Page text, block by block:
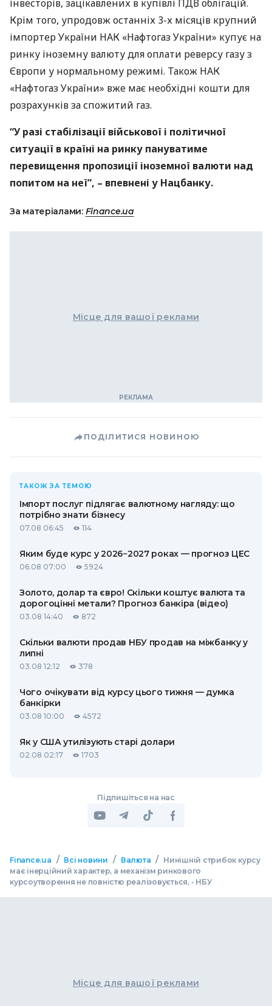
інвесторів, зацікавлених в купівлі ПДВоблігацій.
Крім того, упродовж останніх 3-х місяців крупний
імпортер України НАК «Нафтогаз України» купує на
ринку іноземну валюту для оплати реверсу газу з
Європи у нормальному режимі. Також НАК
«Нафтогаз України» вже має необхідні кошти для
розрахунків за спожитий газ.
“У разі стабілізації військової і політичної
ситуації в країні на ринку пануватиме
перевищення пропозиції іноземної валюти над
попитом на неї”, – впевнені у Нацбанку.
За матеріалами: Finance.ua
Місце для вашої реклами
ПОДІЛИТИСЯ НОВИНОЮ
ТАКОЖ ЗА ТЕМОЮ
Імпорт послуг підлягає валютному нагляду: що
потрібно знати бізнесу
07.08 06:45 114
Яким буде курс у 2026−2027 роках — прогноз ЦЕС
06.08 07:00 5924
Золото, долар та євро! Скільки коштує валюта та
дорогоцінні метали? Прогноз банкіра (відео)
03.08 14:40 872
Скільки валюти продав НБУ продав на міжбанку у
липні
03.08 12:12 378
Чого очікувати від курсу цього тижня — думка
банкірки
03.08 10:00 4572
Як у США утилізують старі долари
02.08 02:17 1703
Підпишіться на нас
Finance.ua / Всі новини / Валюта / Нинішній стрибок курсу
має інерційний характер, а механізм ринкового
курсоутворення не повністю реалізовується, - НБУ
Місце для вашої реклами